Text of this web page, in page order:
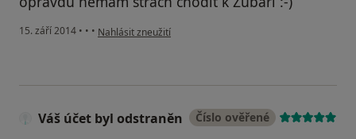
15. září 2014 • • • podle názoru uživatele Váš účet byl odstraněn
Nahlásit zneužití
Váš účet byl odstraněn Číslo ověřené